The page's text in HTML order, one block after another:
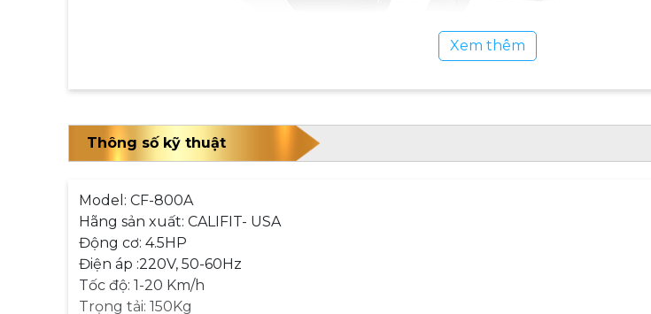
Xem thêm
Thông số kỹ thuật
Model: CF-800A
Hãng sản xuất: CALIFIT- USA
Động cơ: 4.5HP
Điện áp :220V, 50-60Hz
Tốc độ: 1-20 Km/h
Trọng tải: 150Kg